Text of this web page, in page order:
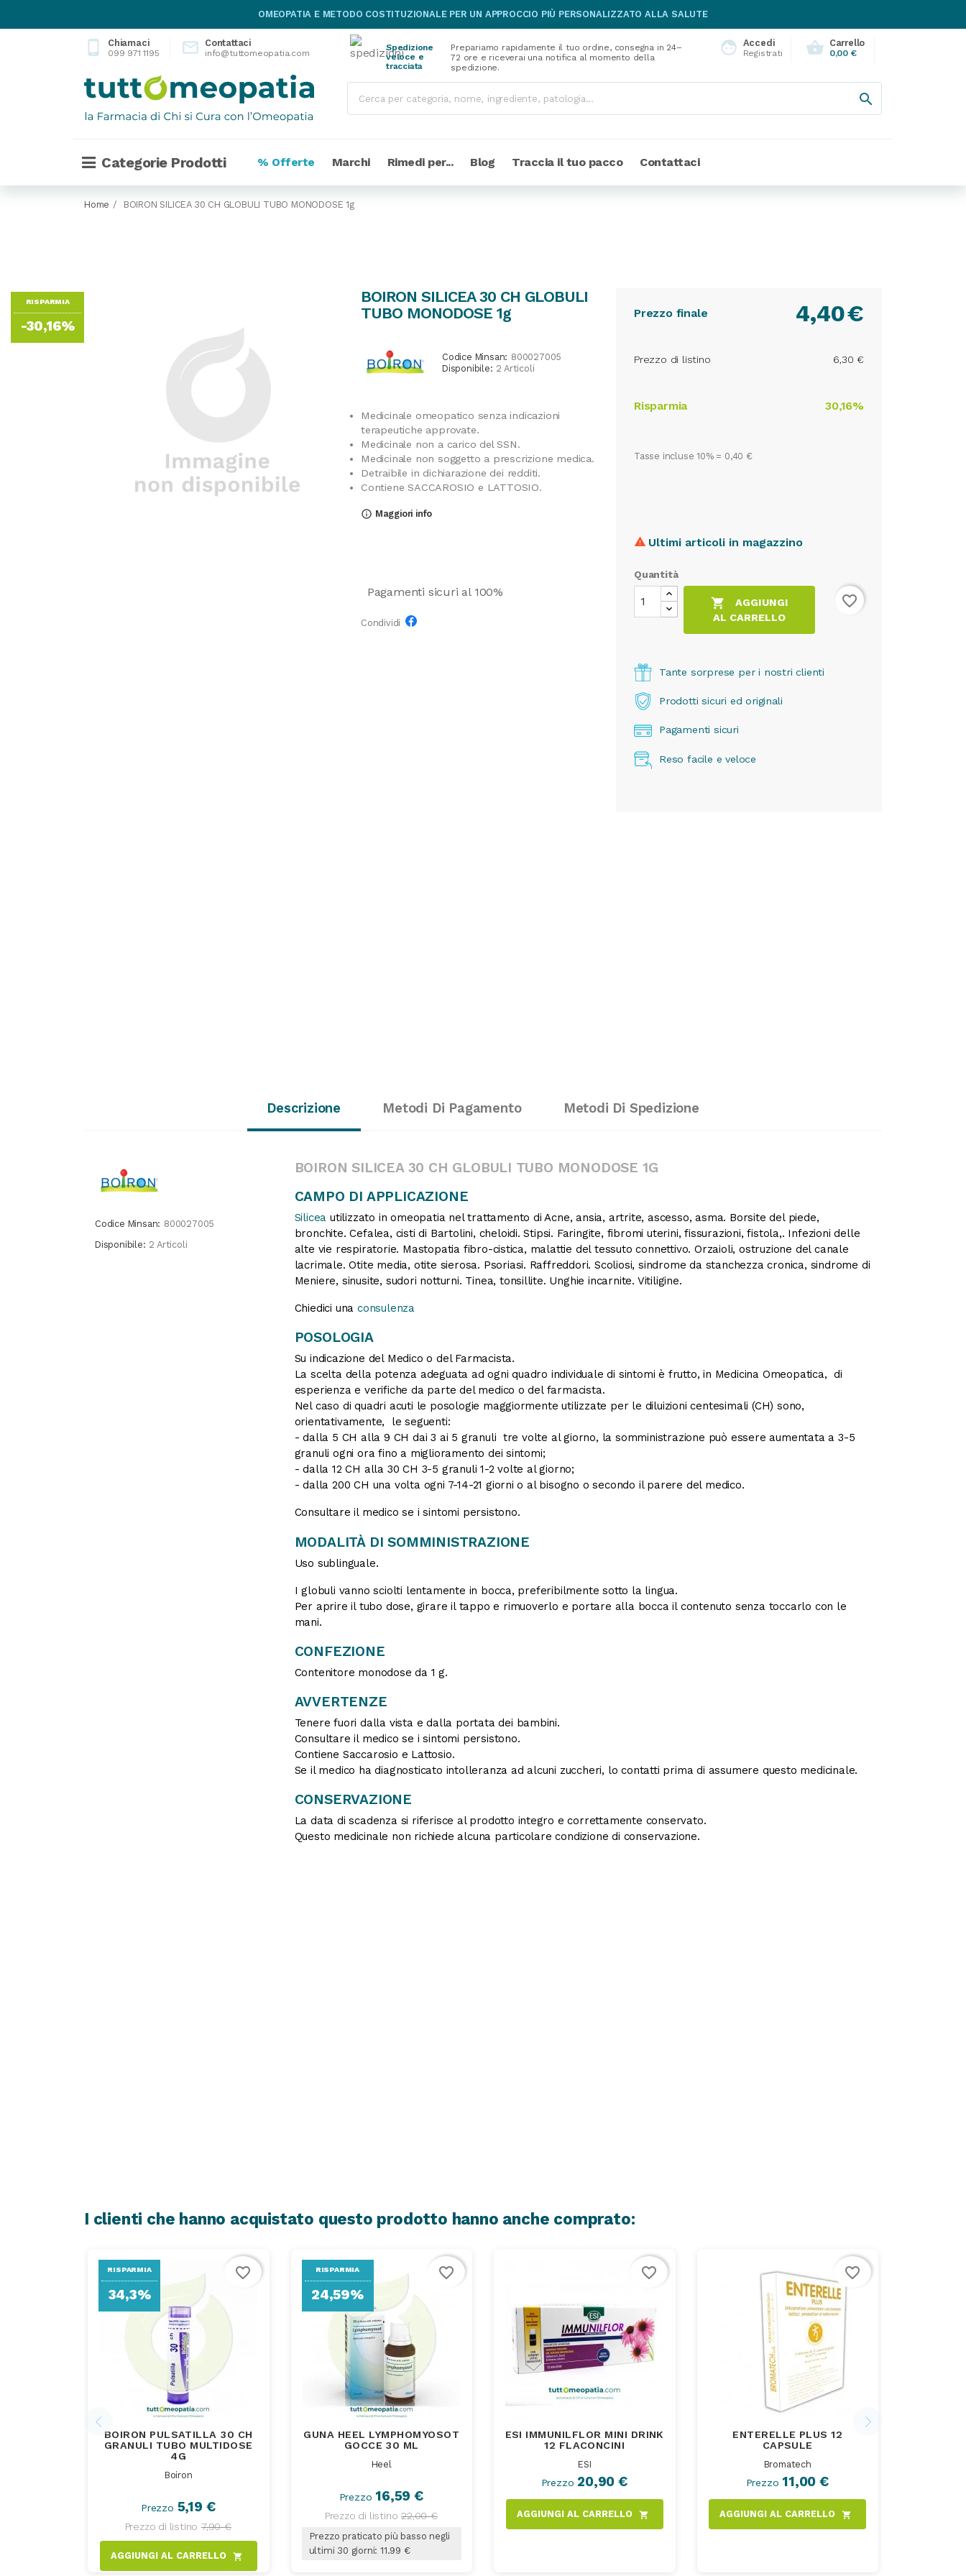
OMEOPATIA E METODO COSTITUZIONALE PER UN APPROCCIO PIÙ PERSONALIZZATO ALLA SALUTE
phone_android Chiamaci
099 971 1195  Contattaci
info@tuttomeopatia.com face Accedi
Registrati shopping_basket Carrello
0,00 €
Spedizione
veloce e
tracciata
Prepariamo rapidamente il tuo ordine, consegna in 24–
72 ore e riceverai una notifica al momento della
spedizione.

Categorie Prodotti % Offerte Marchi Rimedi per... Blog Traccia il tuo pacco Contattaci
Home BOIRON SILICEA 30 CH GLOBULI TUBO MONODOSE 1g
RISPARMIA
-30,16%
BOIRON SILICEA 30 CH GLOBULI
TUBO MONODOSE 1g
Codice Minsan: 800027005
Disponibile: 2 Articoli
Medicinale omeopatico senza indicazioni
terapeutiche approvate.
Medicinale non a carico del SSN.
Medicinale non soggetto a prescrizione medica.
Detraibile in dichiarazione dei redditi.
Contiene SACCAROSIO e LATTOSIO.
info_outline Maggiori info
Pagamenti sicuri al 100%
Condividi
Prezzo finale €
4,40
Prezzo di listino 6,30 €
Risparmia 30,16%
Tasse incluse 10% = 0,40 €
 Ultimi articoli in magazzino
Quantità

AGGIUNGI
AL CARRELLO
favorite_border
Tante sorprese per i nostri clienti
Prodotti sicuri ed originali
Pagamenti sicuri
Reso facile e veloce
Descrizione Metodi Di Pagamento Metodi Di Spedizione
Codice Minsan: 800027005
Disponibile: 2 Articoli
BOIRON SILICEA 30 CH GLOBULI TUBO MONODOSE 1G
CAMPO DI APPLICAZIONE
Silicea utilizzato in omeopatia nel trattamento di Acne, ansia, artrite, ascesso, asma. Borsite del piede,
bronchite. Cefalea, cisti di Bartolini, cheloidi. Stipsi. Faringite, fibromi uterini, fissurazioni, fistola,. Infezioni delle
alte vie respiratorie. Mastopatia fibro-cistica, malattie del tessuto connettivo. Orzaioli, ostruzione del canale
lacrimale. Otite media, otite sierosa. Psoriasi. Raffreddori. Scoliosi, sindrome da stanchezza cronica, sindrome di
Meniere, sinusite, sudori notturni. Tinea, tonsillite. Unghie incarnite. Vitiligine.
Chiedici una consulenza
POSOLOGIA
Su indicazione del Medico o del Farmacista.
La scelta della potenza adeguata ad ogni quadro individuale di sintomi è frutto, in Medicina Omeopatica, di
esperienza e verifiche da parte del medico o del farmacista.
Nel caso di quadri acuti le posologie maggiormente utilizzate per le diluizioni centesimali (CH) sono,
orientativamente, le seguenti:
- dalla 5 CH alla 9 CH dai 3 ai 5 granuli tre volte al giorno, la somministrazione può essere aumentata a 3-5
granuli ogni ora fino a miglioramento dei sintomi;
- dalla 12 CH alla 30 CH 3-5 granuli 1-2 volte al giorno;
- dalla 200 CH una volta ogni 7-14-21 giorni o al bisogno o secondo il parere del medico.
Consultare il medico se i sintomi persistono.
MODALITÀ DI SOMMINISTRAZIONE
Uso sublinguale.
I globuli vanno sciolti lentamente in bocca, preferibilmente sotto la lingua.
Per aprire il tubo dose, girare il tappo e rimuoverlo e portare alla bocca il contenuto senza toccarlo con le
mani.
CONFEZIONE
Contenitore monodose da 1 g.
AVVERTENZE
Tenere fuori dalla vista e dalla portata dei bambini.
Consultare il medico se i sintomi persistono.
Contiene Saccarosio e Lattosio.
Se il medico ha diagnosticato intolleranza ad alcuni zuccheri, lo contatti prima di assumere questo medicinale.
CONSERVAZIONE
La data di scadenza si riferisce al prodotto integro e correttamente conservato.
Questo medicinale non richiede alcuna particolare condizione di conservazione.
I clienti che hanno acquistato questo prodotto hanno anche comprato:
BOIRON PULSATILLA 30 CH
GRANULI TUBO MULTIDOSE
4G
Boiron
Prezzo 5,19 €
Prezzo di listino 7,90 €
AGGIUNGI AL CARRELLO shopping_cart
RISPARMIA
34,3%
favorite_border
GUNA HEEL LYMPHOMYOSOT
GOCCE 30 ML
Heel
Prezzo 16,59 €
Prezzo di listino 22,00 €
Prezzo praticato più basso negli
ultimi 30 giorni: 11.99 €
RISPARMIA
24,59%
favorite_border
ESI IMMUNILFLOR MINI DRINK
12 FLACONCINI
ESI
Prezzo 20,90 €
AGGIUNGI AL CARRELLO shopping_cart
favorite_border
ENTERELLE PLUS 12
CAPSULE
Bromatech
Prezzo 11,00 €
AGGIUNGI AL CARRELLO shopping_cart
favorite_border